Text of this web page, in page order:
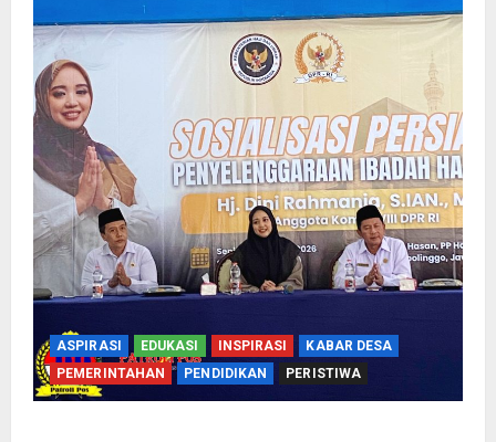
ASPIRASI EDUKASI INSPIRASI
KABAR DESA
PEMERINTAHAN
PENDIDIKAN PERISTIWA